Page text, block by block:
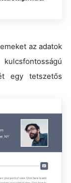
az adatok
egy tetszetős